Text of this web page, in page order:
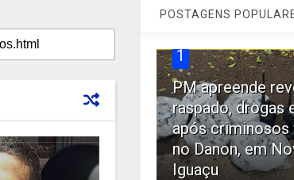
POSTAGENS
1
PM apreende
raspado, drogas
após criminosos
no Danon, em
Iguaçu